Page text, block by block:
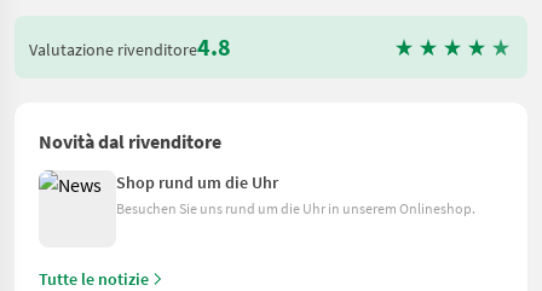
Valutazione rivenditore4.8
Novità dal rivenditore
Shop rund um die Uhr
Besuchen Sie uns rund um die Uhr in unserem Onlineshop.
Tutte le notizie